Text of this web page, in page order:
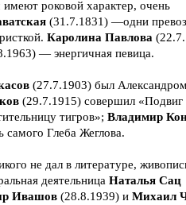
роковой характер, очень
(31.7.1831) —одни
Каролина Павлова
— энергичная певица.
(27.7.1903) был
(29.7.1915) совершил «Подвиг
тигров»; Владимир
самого Глеба Жеглова.
не дал в литературе,
деятельница Наталья Сац
Ивашов (28.8.1939) и Михаил